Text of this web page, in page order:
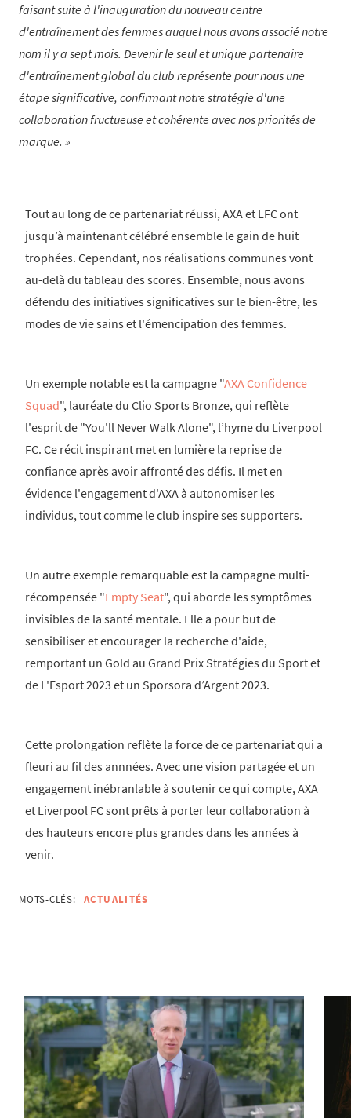
faisant suite à l'inauguration du nouveau centre
d'entraînement des femmes auquel nous avons associé notre
nom il y a sept mois. Devenir le seul et unique partenaire
d'entraînement global du club représente pour nous une
étape significative, confirmant notre stratégie d'une
collaboration fructueuse et cohérente avec nos priorités de
marque.
Tout au long de ce partenariat réussi, AXA et LFC ont
jusqu’à maintenant célébré ensemble le gain de huit
trophées. Cependant, nos réalisations communes vont
au-delà du tableau des scores. Ensemble, nous avons
défendu des initiatives significatives sur le bien-être, les
modes de vie sains et l'émencipation des femmes.
Un exemple notable est la campagne "AXA Confidence
Squad", lauréate du Clio Sports Bronze, qui reflète
l'esprit de "You'll Never Walk Alone", l’hyme du Liverpool
FC. Ce récit inspirant met en lumière la reprise de
confiance après avoir affronté des défis. Il met en
évidence l'engagement d'AXA à autonomiser les
individus, tout comme le club inspire ses supporters.
Un autre exemple remarquable est la campagne multi-
récompensée "Empty Seat", qui aborde les symptômes
invisibles de la santé mentale. Elle a pour but de
sensibiliser et encourager la recherche d'aide,
remportant un Gold au Grand Prix Stratégies du Sport et
de L'Esport 2023 et un Sporsora d’Argent 2023.
Cette prolongation reflète la force de ce partenariat qui a
fleuri au fil des annnées. Avec une vision partagée et un
engagement inébranlable à soutenir ce qui compte, AXA
et Liverpool FC sont prêts à porter leur collaboration à
des hauteurs encore plus grandes dans les années à
venir.
MOTS-CLÉS: ACTUALITÉS